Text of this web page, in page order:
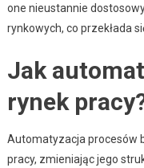
one nieustannie
rynkowych, co przekłada
Jak
rynek
Automatyzacja procesów
pracy, zmieniając jego